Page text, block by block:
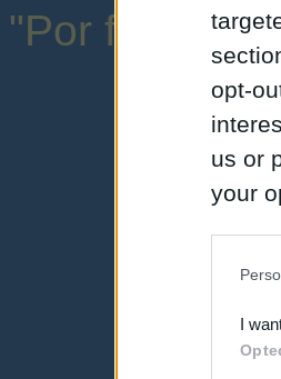
opt-
us or
your
third
I
"Por favor,